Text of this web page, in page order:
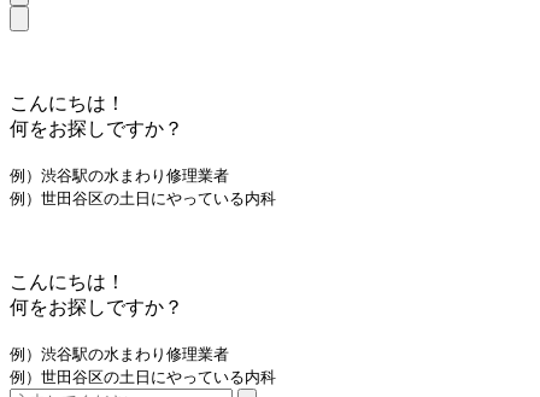
こんにちは！
何をお探しですか？
例）渋谷駅の水まわり修理業者
例）世田谷区の土日にやっている内科
こんにちは！
何をお探しですか？
例）渋谷駅の水まわり修理業者
例）世田谷区の土日にやっている内科